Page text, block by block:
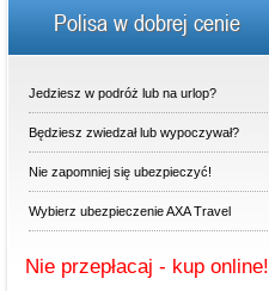
Polisa w dobrej cenie
Jedziesz w podróż lub na urlop?
Będziesz zwiedzał lub wypoczywał?
Nie zapomniej się ubezpieczyć!
Wybierz ubezpieczenie AXA Travel
Nie przepłacaj - kup online!